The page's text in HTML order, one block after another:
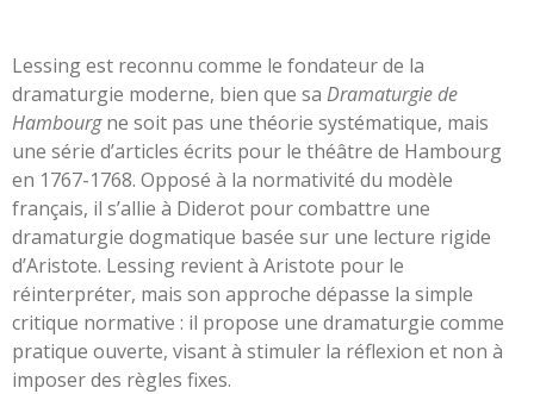
Lessing est reconnu comme le fondateur de la
dramaturgie moderne, bien que sa Dramaturgie de
Hambourgne soit pas une théorie systématique, mais
une série d’articles écrits pour le théâtre de Hambourg
en 1767-1768. Opposé à la normativité du modèle
français, il s’allie à Diderot pour combattre une
dramaturgie dogmatique basée sur une lecture rigide
d’Aristote. Lessing revient à Aristote pour le
réinterpréter, mais son approche dépasse la simple
critique normative : il propose une dramaturgie comme
pratique ouverte, visant à stimuler la réflexion et non à
imposer des règles fixes.